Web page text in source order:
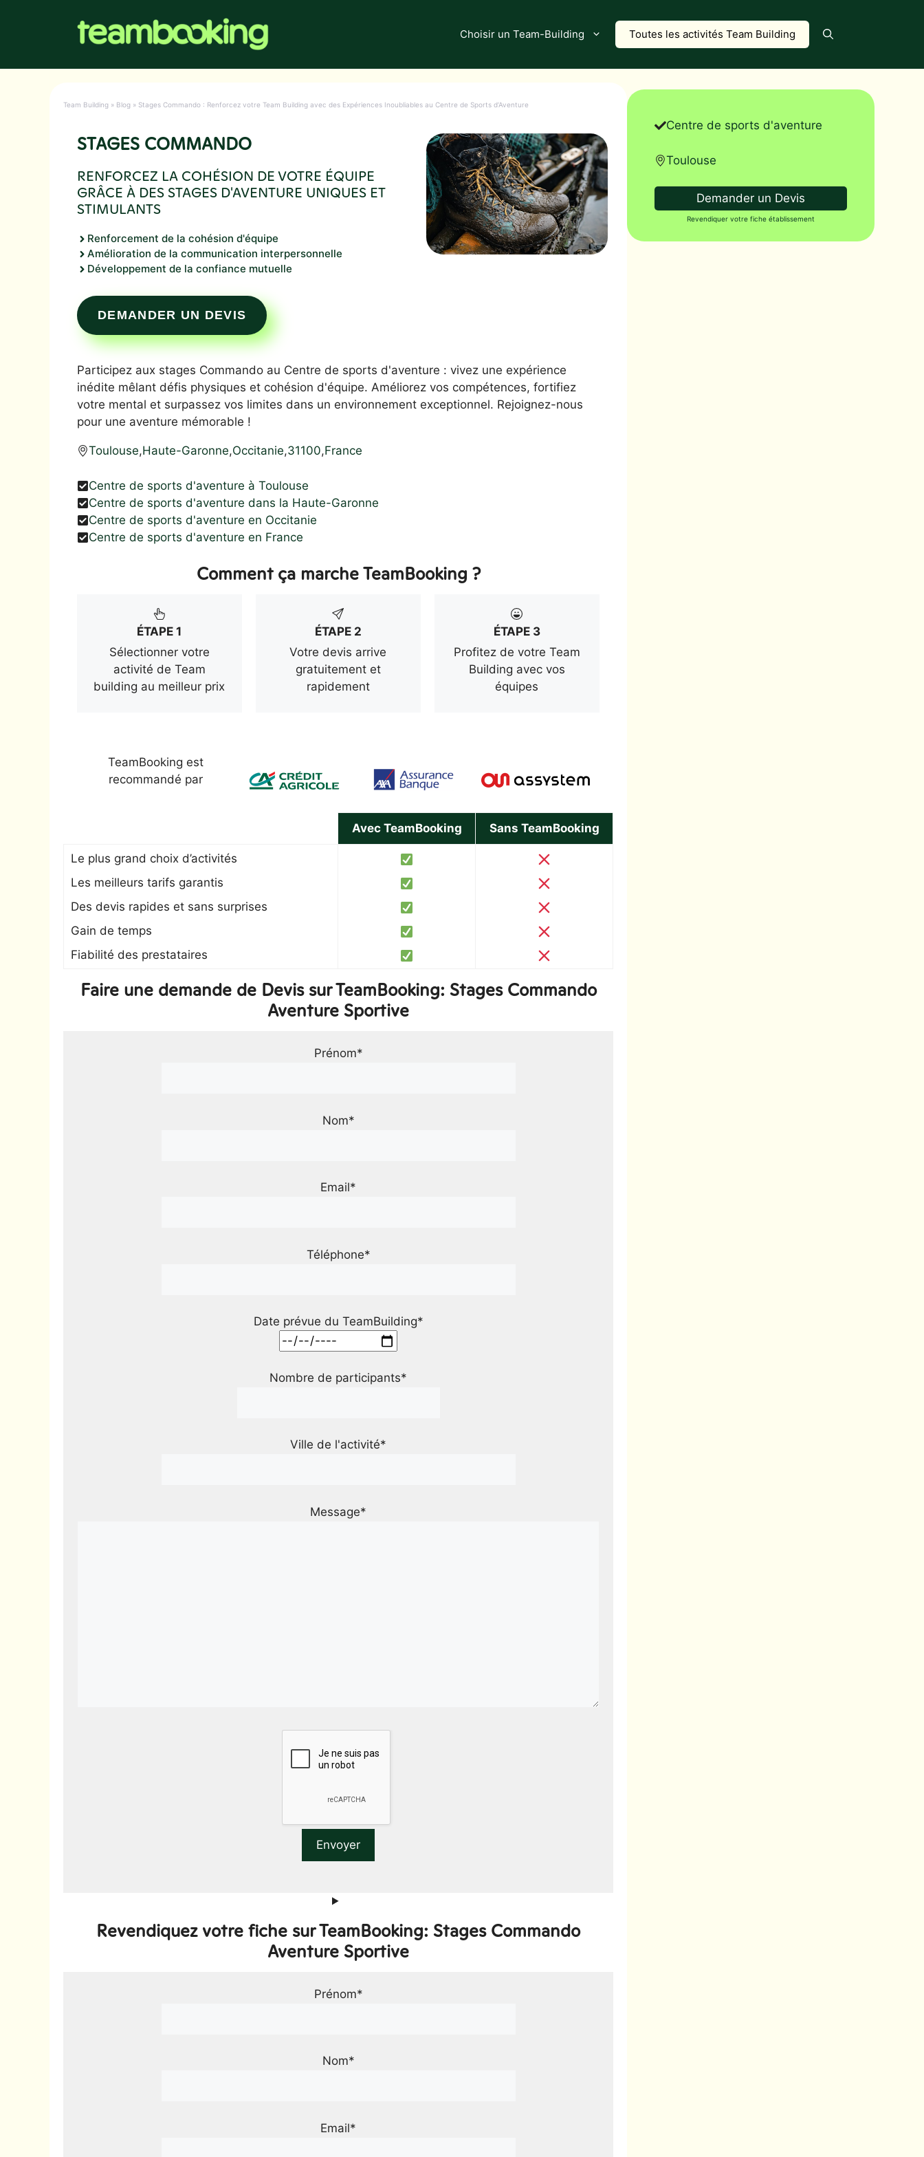
Choisir un Team-Building Toutes les activités Team Building
Team Building » Blog » Stages Commando : Renforcez votre Team Building avec des Expériences Inoubliables au Centre de Sports d’Aventure
STAGES COMMANDO
RENFORCEZ LA COHÉSION DE VOTRE ÉQUIPE
GRÂCE À DES STAGES D'AVENTURE UNIQUES ET
STIMULANTS
Renforcement de la cohésion d'équipe
Amélioration de la communication interpersonnelle
Développement de la confiance mutuelle
DEMANDER UN DEVIS
Participez aux stages Commando au Centre de sports d'aventure : vivez une expérience
inédite mêlant défis physiques et cohésion d'équipe. Améliorez vos compétences, fortifiez
votre mental et surpassez vos limites dans un environnement exceptionnel. Rejoignez-nous
pour une aventure mémorable !
Toulouse,Haute-Garonne,Occitanie,31100,France
Centre de sports d'aventure à Toulouse
Centre de sports d'aventure dans la Haute-Garonne
Centre de sports d'aventure en Occitanie
Centre de sports d'aventure en France
Comment ça marche TeamBooking ?
ÉTAPE 1
Sélectionner votre
activité de Team
building au meilleur prix
ÉTAPE 2
Votre devis arrive
gratuitement et
rapidement
ÉTAPE 3
Profitez de votre Team
Building avec vos
équipes
TeamBooking est
recommandé par
Avec TeamBooking Sans TeamBooking
Le plus grand choix d’activités
Les meilleurs tarifs garantis
Des devis rapides et sans surprises
Gain de temps
Fiabilité des prestataires
Faire une demande de Devis sur TeamBooking: Stages Commando
Aventure Sportive
Prénom*
Nom*
Email*
Téléphone*
Date prévue du TeamBuilding*
Nombre de participants*
Ville de l'activité*
Message*
Revendiquez votre fiche sur TeamBooking: Stages Commando
Aventure Sportive
Prénom*
Nom*
Email*
Centre de sports d'aventure
Toulouse
Demander un Devis
Revendiquer votre fiche établissement